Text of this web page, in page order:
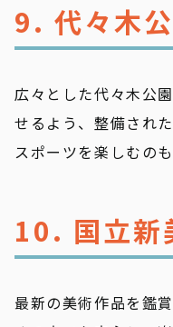
9. 代々木
広々とした代々木公
せるよう、整備され
スポーツを楽しむの
10. 国立新
最新の美術作品を鑑